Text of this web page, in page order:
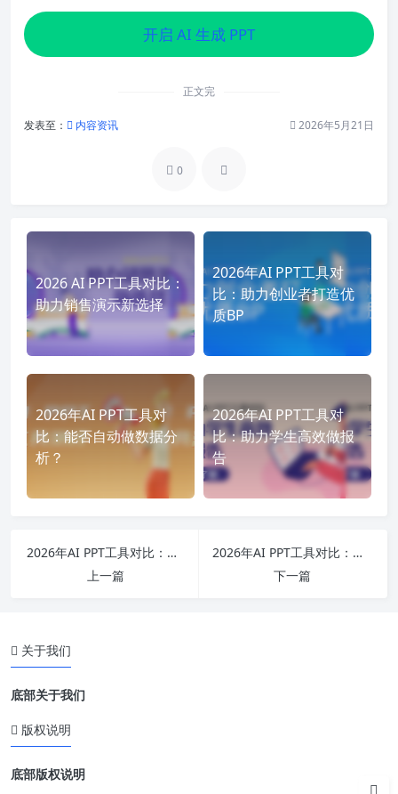
开启 AI 生成 PPT
正文完
发表至： 内容资讯 2026年5月21日
0
2026 AI PPT工具对比：
助力销售演示新选择
2026年AI PPT工具对
比：助力创业者打造优
质BP
2026年AI PPT工具对
比：能否自动做数据分
析？
2026年AI PPT工具对
比：助力学生高效做报
告
2026年AI PPT工具对比：能否根据PDF生成PPT揭秘
上一篇
2026年AI PPT工具对比：探寻优化配色的最佳选择
下一篇
关于我们
底部关于我们
版权说明
底部版权说明